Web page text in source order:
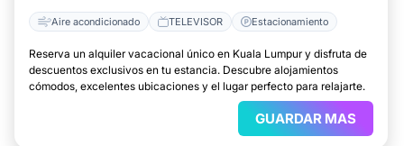
Aire acondicionado TELEVISOR Estacionamiento
Reserva un alquiler vacacional único en Kuala Lumpur y disfruta de
descuentos exclusivos en tu estancia. Descubre alojamientos
cómodos, excelentes ubicaciones y el lugar perfecto para relajarte.
GUARDAR MAS